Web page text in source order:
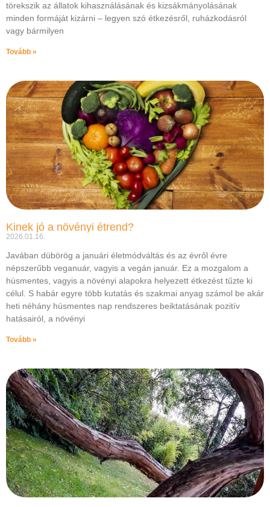
törekszik az állatok kihasználásának és kizsákmányolásának
minden formáját kizárni – legyen szó étkezésről, ruházkodásról
vagy bármilyen
Tovább »
Kinek jó a növényi étrend?
2026.01.16.
Javában dübörög a januári életmódváltás és az évről évre
népszerűbb veganuár, vagyis a vegán január. Ez a mozgalom a
húsmentes, vagyis a növényi alapokra helyezett étkezést tűzte ki
célul. S habár egyre több kutatás és szakmai anyag számol be akár
heti néhány húsmentes nap rendszeres beiktatásának pozitív
hatásairól, a növényi
Tovább »